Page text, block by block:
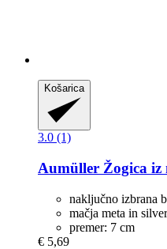
Košarica
3.0 (1)
Aumüller Žogica iz
naključno izbrana
mačja meta in
premer: 7 cm
€ 5,69